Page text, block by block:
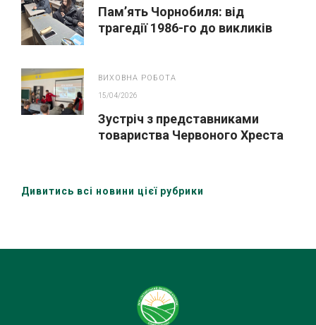
Пам’ять Чорнобиля: від
трагедії 1986-го до викликів
ВИХОВНА РОБОТА
15/04/2026
Зустріч з представниками
товариства Червоного Хреста
Дивитись всі новини цієї рубрики